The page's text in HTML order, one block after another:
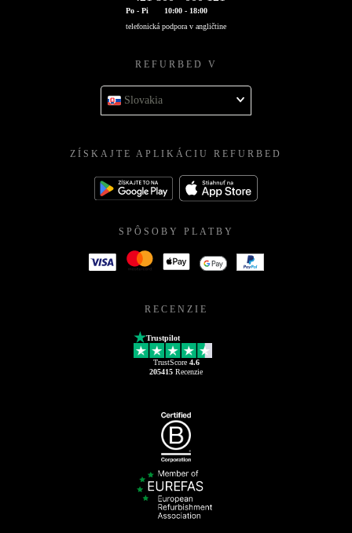
Po - Pi
10:00 - 18:00
telefonická podpora v angličtine
REFURBED V
Slovakia
ZÍSKAJTE APLIKÁCIU REFURBED
SPÔSOBY PLATBY
RECENZIE
Trustpilot
TrustScore 4.6
205415 Recenzie